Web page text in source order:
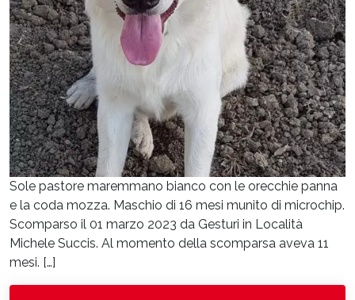
Sole pastore maremmano bianco con le orecchie panna
e la coda mozza. Maschio di 16 mesi munito di microchip.
Scomparso il 01 marzo 2023 da Gesturi in Località
Michele Succis. Al momento della scomparsa aveva 11
mesi. […]